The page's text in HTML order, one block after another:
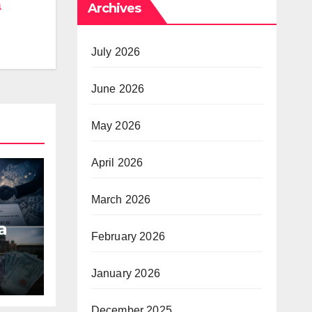
Archives
July 2026
June 2026
May 2026
April 2026
March 2026
February 2026
January 2026